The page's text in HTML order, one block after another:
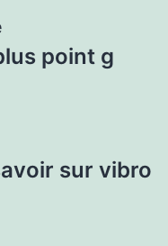
point g
sur vibro